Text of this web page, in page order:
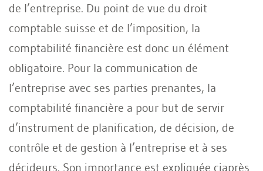
de l’entreprise. Du point de vue du droit
comptable suisse et de l’imposition, la
comptabilité financière est donc un élément
obligatoire. Pour la communication de
l’entreprise avec ses parties prenantes, la
comptabilité financière a pour but de servir
d’instrument de planification, de décision, de
contrôle et de gestion à l’entreprise et à ses
décideurs. Son importance est expliquée ciaprès